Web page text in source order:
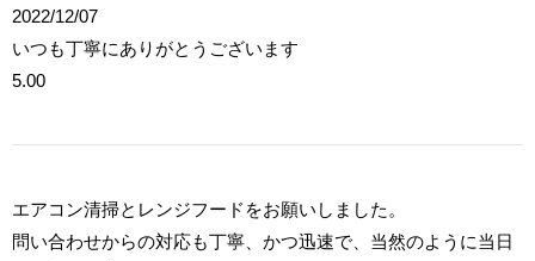
2022/12/07
いつも丁寧にありがとうございます
5.00
エアコン清掃とレンジフードをお願いしました。
問い合わせからの対応も丁寧、かつ迅速で、当然のように当日